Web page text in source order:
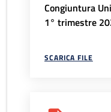
Congiuntura
1° trimestre
SCARICA FILE